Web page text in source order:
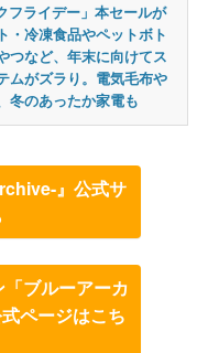
フライデー」本セールが
・冷凍食品やペットボト
つなど、年末に向けてス
ムがズラり。電気毛布や
冬のあったか家電も
』公式サ
ブルーアーカ
ページはこち